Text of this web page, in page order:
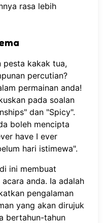
rasa lebih
pesta kakak tua,
percutian?
permainan anda!
pada soalan
dan "Spicy".
boleh mencipta
have I ever
hari istimewa".
ini membuat
anda. Ia adalah
pengalaman
yang akan dirujuk
bertahun-tahun